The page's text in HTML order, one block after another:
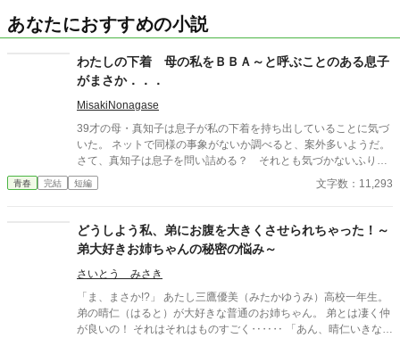
あなたにおすすめの小説
わたしの下着 母の私をＢＢＡ～と呼ぶことのある息子
がまさか．．．
MisakiNonagase
39才の母・真知子は息子が私の下着を持ち出していることに気づ
いた。 ネットで同様の事象がないか調べると、案外多いようだ。
さて、真知子は息子を問い詰める？ それとも気づかないふりを
青春 完結 短編 文字数：11,293
どうしよう私、弟にお腹を大きくさせられちゃった！～
弟大好きお姉ちゃんの秘密の悩み～
さいとう みさき
「ま、まさか!?」 あたし三鷹優美（みたかゆうみ）高校一年生。
弟の晴仁（はると）が大好きな普通のお姉ちゃん。 弟とは凄く仲
が良いの！ それはそれはものすごく‥‥‥ 「あん、晴仁いきなり